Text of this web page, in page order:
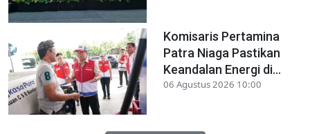
Komisaris Pertamina
Patra Niaga Pastikan
Keandalan Energi di...
06 Agustus 2026 10:00